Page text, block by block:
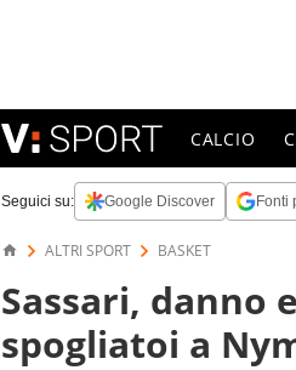
CALCIO
Seguici su: Google Discover Fonti
ALTRI SPORT BASKET
Sassari, danno
spogliatoi a